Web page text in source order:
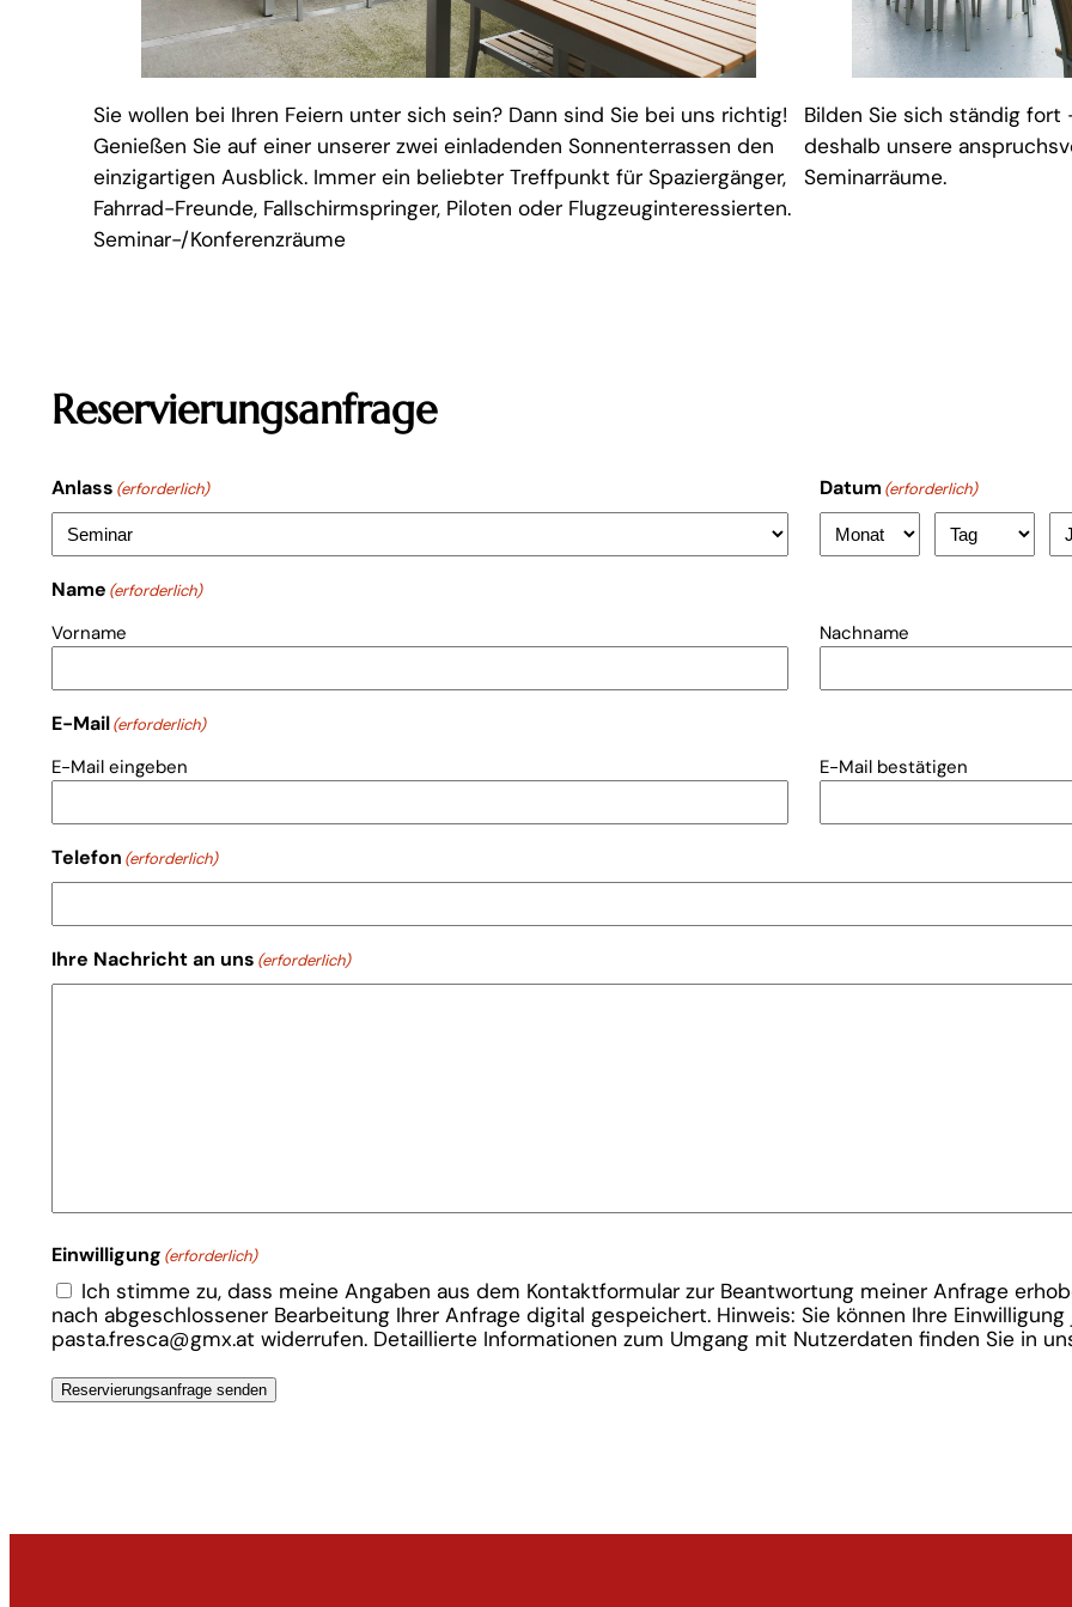
Sie wollen bei Ihren Feiern unter sich sein? Dann sind Sie bei uns richtig!
Genießen Sie auf einer unserer zwei einladenden Sonnenterrassen den
einzigartigen Ausblick. Immer ein beliebter Treffpunkt für Spaziergänger,
Fahrrad-Freunde, Fallschirmspringer, Piloten oder Flugzeuginteressierten.
Seminar-/Konferenzräume
Bilden Sie sich ständig fort
deshalb unsere
Seminarräume.
Reservierungsanfrage
Anlass (erforderlich) Datum (erforderlich)
Monat Tag
Name (erforderlich)
Vorname Nachname
E-Mail(erforderlich)
E-Mail eingeben E-Mail bestätigen
Telefon (erforderlich)
Ihre Nachricht an uns (erforderlich)
Einwilligung (erforderlich)
Ich stimme zu, dass meine Angaben aus dem Kontaktformular zur Beantwortung meiner Anfrage
nach abgeschlossener Bearbeitung Ihrer Anfrage digital gespeichert. Hinweis: Sie können Ihre
pasta.fresca@gmx.at widerrufen. Detaillierte Informationen zum Umgang mit Nutzerdaten finden Sie in
Reservierungsanfrage senden